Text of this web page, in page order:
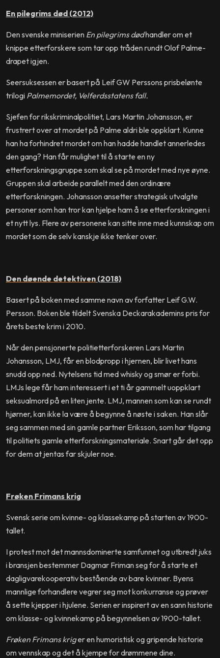
En pilegrims død (2012)
Den svenske miniserien En pilegrims dødhandler om et
knippe etterforskere som tar opp tråden rundt Olof Palme-
drapet igjen.
Seersuksessen er basert på Leif GW Perssons prisbelønte
trilogi Palmemordet, Velferdsstatens fall.
Sjefen for rikskriminalpolitiet, Lars Martin Johansson, er
frustrert over at mordet på Palme aldri ble oppklart. Kunne
han ha forhindret mordet om han hadde handlet annerledes
den gang? Han får mulighet til å starte en ny
etterforskningsgruppe som skal se på mordet med nye øyne.
Gruppen skal arbeide parallelt med den ordinære
etterforskningen. Johansson ansetter strategisk utvalgte
personer som han tror kan hjelpe ham å se etterforskningen i
et nytt lys. Flere av personene kan sitte inne med kunnskap om
mordet som de selv kanskje ikke tenker over.
Den døende detektiven (2018)
Basert på boken med samme navn av forfatter Leif G.W.
Persson. Boken ble tildelt Svenska Deckarakademins pris for
årets beste krim i 2010.
Når den pensjonerte politietterforskeren Lars Martin
Johansson, LMJ, får en blodpropp i hjernen, blir livet hans
snudd opp ned. Nytelsens tid med whisky og smør er forbi.
LMJs lege får ham interessert i et ti år gammelt uoppklart
seksualmord på en liten jente. LMJ, mannen som kan se rundt
hjørner, kan ikke la være å begynne å nøste i saken. Han slår
seg sammen med sin gamle partner Eriksson, som har tilgang
til politiets gamle etterforskningsmateriale. Snart går det opp
for dem at jentas far skjuler noe.
Frøken Frimans krig
Svensk serie om kvinne- og klassekamp på starten av 1900-
tallet.
I protest mot det mannsdominerte samfunnet og utbredt juks
i bransjen bestemmer Dagmar Friman seg for å starte et
dagligvarekooperativ bestående av bare kvinner. Byens
mannlige forhandlere vegrer seg mot konkurranse og prøver
å sette kjepper i hjulene. Serien er inspirert av en sann historie
om klasse- og kvinnekamp på begynnelsen av 1900-tallet.
Frøken Frimans kriger en humoristisk og gripende historie
om vennskap og det å kjempe for drømmene dine.